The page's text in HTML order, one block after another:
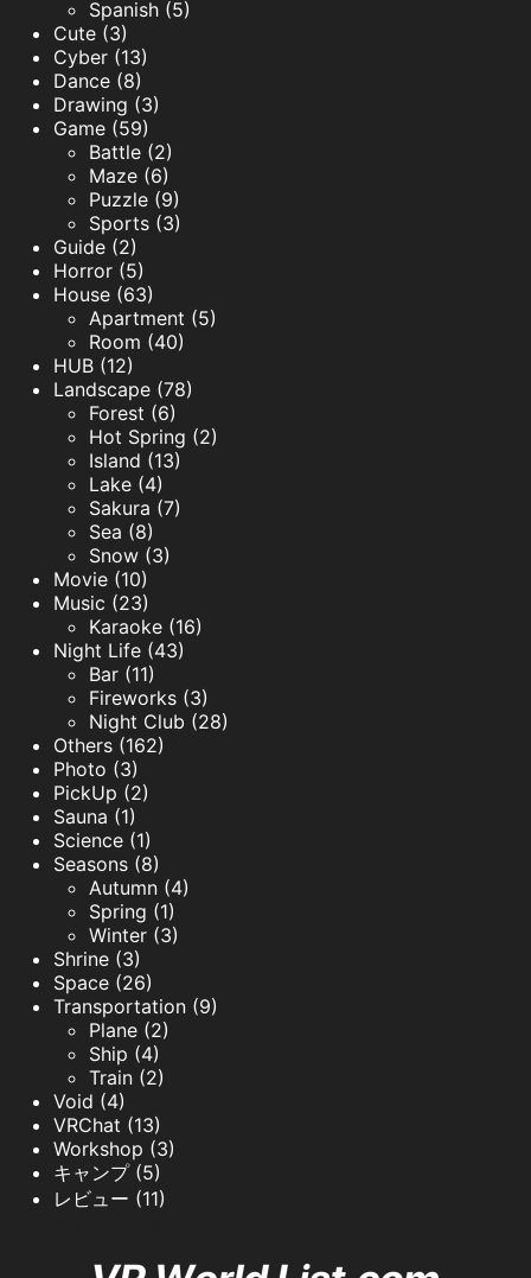
Spanish (5)
Cute (3)
Cyber (13)
Dance (8)
Drawing (3)
Game (59)
Battle (2)
Maze (6)
Puzzle (9)
Sports (3)
Guide (2)
Horror (5)
House (63)
Apartment (5)
Room (40)
HUB (12)
Landscape (78)
Forest (6)
Hot Spring (2)
Island (13)
Lake (4)
Sakura (7)
Sea (8)
Snow (3)
Movie (10)
Music (23)
Karaoke (16)
Night Life (43)
Bar (11)
Fireworks (3)
Night Club (28)
Others (162)
Photo (3)
PickUp (2)
Sauna (1)
Science (1)
Seasons (8)
Autumn (4)
Spring (1)
Winter (3)
Shrine (3)
Space (26)
Transportation (9)
Plane (2)
Ship (4)
Train (2)
Void (4)
VRChat (13)
Workshop (3)
キャンプ (5)
レビュー (11)